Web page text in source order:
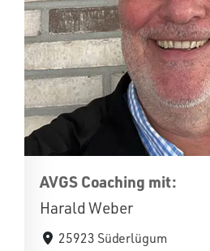
AVGS Coaching mit:
Harald Weber
25923 Süderlügum